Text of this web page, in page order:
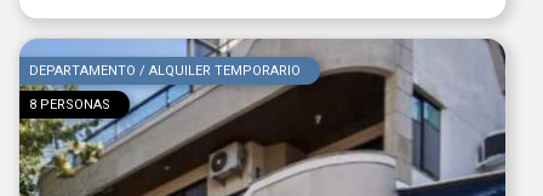
DEPARTAMENTO / ALQUILER TEMPORARIO
8 PERSONAS